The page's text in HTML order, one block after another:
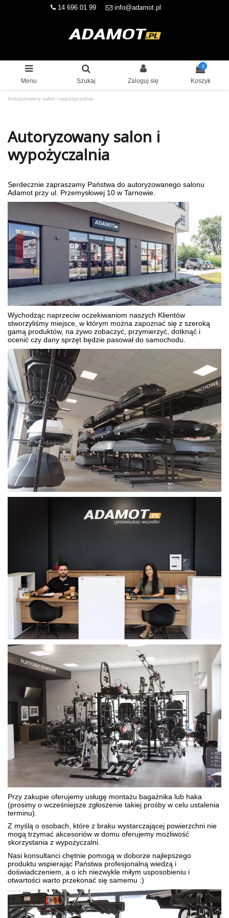
14 696 01 99 info@adamot.pl
Menu Szukaj Zaloguj się
0
Koszyk
Autoryzowany salon i wypożyczalnia
Autoryzowany salon i
wypożyczalnia
Serdecznie zapraszamy Państwa do autoryzowanego salonu
Adamot przy ul. Przemysłowej 10 w Tarnowie.
Wychodząc naprzeciw oczekiwaniom naszych Klientów
stworzyliśmy miejsce, w którym można zapoznać się z szeroką
gamą produktów, na żywo zobaczyć, przymierzyć, dotknąć i
ocenić czy dany sprzęt będzie pasował do samochodu.
Przy zakupie oferujemy usługę montażu bagażnika lub haka
(prosimy o wcześniejsze zgłoszenie takiej prośby w celu ustalenia
terminu).
Z myślą o osobach, które z braku wystarczającej powierzchni nie
mogą trzymać akcesoriów w domu oferujemy możliwość
skorzystania z wypożyczalni.
Nasi konsultanci chętnie pomogą w doborze najlepszego
produktu wspierając Państwa profesjonalną wiedzą i
doświadczeniem, a o ich niezwykle miłym usposobieniu i
otwartości warto przekonać się samemu :)